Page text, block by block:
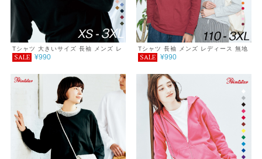
Tシャツ 大きいサイズ 長袖 メンズ レ
ディース 秋ファッション 無地 シンプ
ね着 インナー アンダーウエア レイヤ
ード ホワイト ブラック グレー ネイ
ビー おしゃれ 春 秋 冬 アウトドア 厚
手 ジェンダー SALE セール ％OFF
SALE ¥990
Tシャツ 長袖 メンズ レディース 無地
シンプル カジュアル プチプラ 使いま
ャツ 服 5.6オンス
SALE ¥990